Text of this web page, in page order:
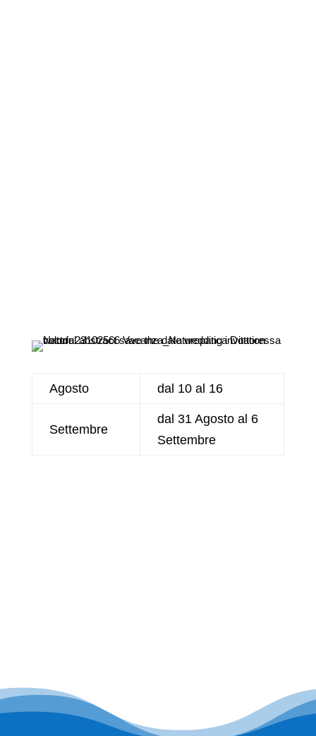
Agosto dal 10 al 16
Settembre
dal 31 Agosto al 6
Settembre